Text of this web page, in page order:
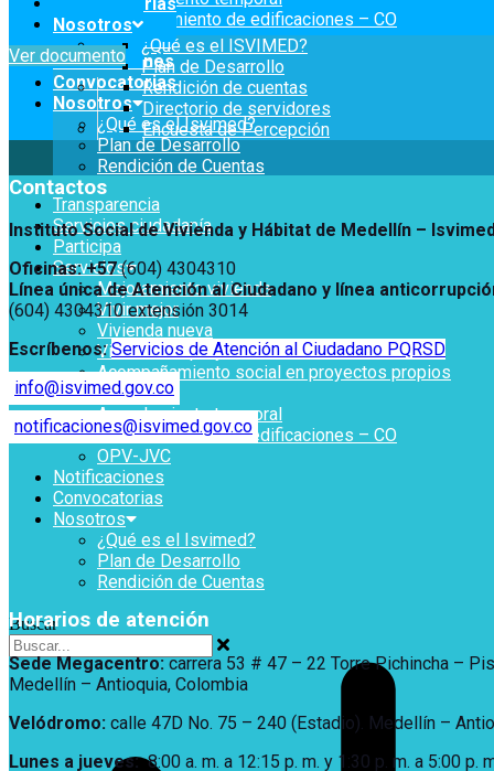
Reconocimiento de edificaciones – CO
OPV-JVC
Notificaciones
Convocatorias
Nosotros
¿Qué es el Isvimed?
Plan de Desarrollo
Rendición de Cuentas
Transparencia
Servicios ciudadanía
Participa
Servicios
Mejoramiento vivienda
Vivir mejor
Vivienda nueva
Vivienda un proyecto familiar
Acompañamiento social en proyectos propios
Titulación
Arrendamiento temporal
Reconocimiento de edificaciones – CO
OPV-JVC
Notificaciones
Convocatorias
Nosotros
¿Qué es el Isvimed?
Plan de Desarrollo
Rendición de Cuentas
Buscar
Nosotros
¿Qué es el ISVIMED?
Plan de Desarrollo
Rendición de cuentas
Directorio de servidores
Encuesta de Percepción
Ver documento
Contactos
Instituto Social de Vivienda y Hábitat de Medellín – Isvimed
Oficinas: +57(604) 4304310
Línea única de Atención al Ciudadano y línea
(604) 4304310 extensión 3014
Escríbenos:Servicios de Atención al Ciudadano PQRSD
info@isvimed.gov.co
notificaciones@isvimed.gov.co
Horarios de atención
Sede Megacentro:carrera 53 # 47 – 22 Torre Pichincha –
Medellín – Antioquia, Colombia
Velódromo: calle 47D No. 75 – 240 (Estadio). Medellín –
Lunes a jueves:8:00 a. m. a 12:15 p. m. y 1:30 p. m. a 5:00 p.